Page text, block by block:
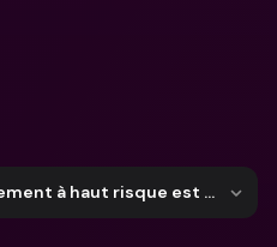
Que se passe-t-il si un paiement à haut risque est effectué avec ma carte ?